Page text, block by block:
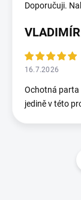
Doporučuji.
16.7.2026
Ochotná parta
jedině v této